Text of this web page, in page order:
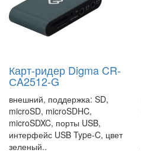
Карт-ридер Digma CR-
СA2512-G
внешний, поддержка: SD,
microSD, microSDHC,
microSDXC, порты USB,
интерфейс USB Type-C, цвет
зеленый..